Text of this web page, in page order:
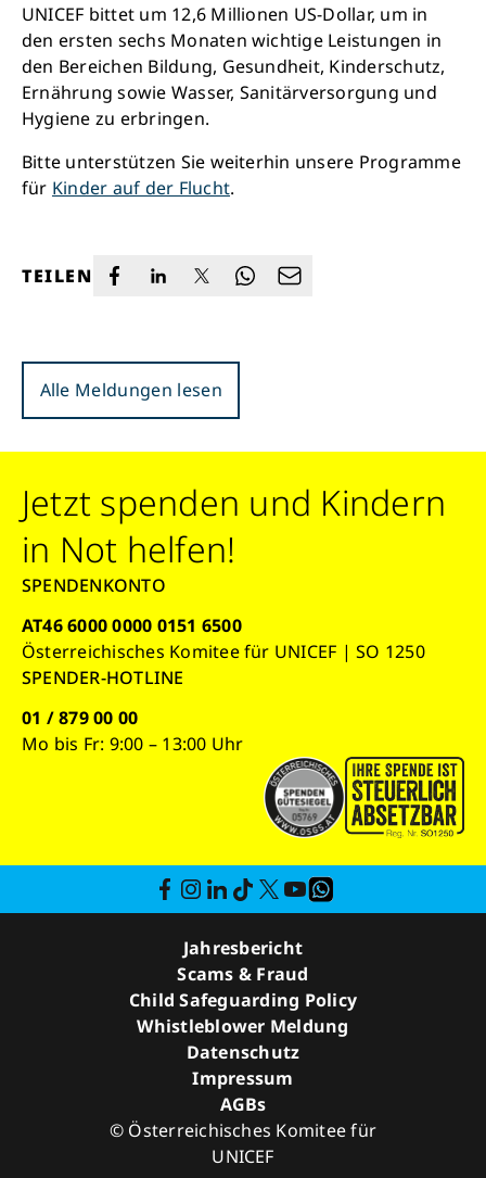
UNICEF bittet um 12,6 Millionen US-Dollar, um in
den ersten sechs Monaten wichtige Leistungen in
den Bereichen Bildung, Gesundheit, Kinderschutz,
Ernährung sowie Wasser, Sanitärversorgung und
Hygiene zu erbringen.
Bitte unterstützen Sie weiterhin unsere Programme
für Kinder auf der Flucht.
TEILEN
Alle Meldungen lesen
Jetzt spenden und Kindern
in Not helfen!
SPENDENKONTO
AT46 6000 0000 0151 6500
Österreichisches Komitee für UNICEF | SO 1250
SPENDER-HOTLINE
01 / 879 00 00
Mo bis Fr: 9:00 – 13:00 Uhr
© Österreichisches Komitee für
UNICEF
Jahresbericht
Scams & Fraud
Child Safeguarding Policy
Whistleblower Meldung
Datenschutz
Impressum
AGBs